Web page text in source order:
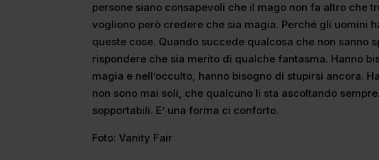
persone siano consapevoli che il mago non fa altro che
vogliono però credere che sia magia. Perché gli uomini
queste cose. Quando succede qualcosa che non sanno
rispondere che sia merito di qualche fantasma. Hanno
magia e nell’occulto, hanno bisogno di stupirsi ancora.
non sono mai soli, che qualcuno li sta ascoltando
sopportabili. E’ una forma ci conforto.
Foto: Vanity Fair